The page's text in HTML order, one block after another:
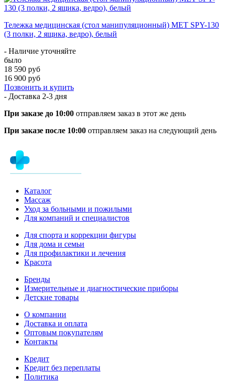
Тележка медицинская (стол манипуляционный) МЕТ SPY-130
(3 полки, 2 ящика, ведро), белый
- Наличие уточняйте
было
18 590 руб
16 900 руб
Позвонить и купить
- Доставка 2-3 дня
При заказе до 10:00 отправляем заказ в этот же день
При заказе после 10:00 отправляем заказ на следующий день
Каталог
Массаж
Уход за больными и пожилыми
Для компаний и специалистов
Для спорта и коррекции фигуры
Для дома и семьи
Для профилактики и лечения
Красота
Бренды
Измерительные и диагностические приборы
Детские товары
О компании
Доставка и оплата
Оптовым покупателям
Контакты
Кредит
Кредит без переплаты
Политика